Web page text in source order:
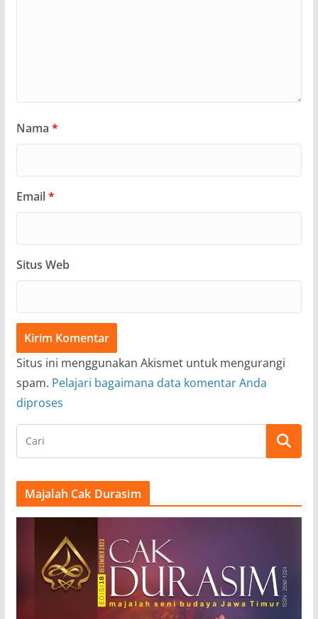
Nama *
Email*
Situs Web
Situs ini menggunakan Akismet untuk mengurangi
spam. Pelajari bagaimana data komentar Anda
diproses
Majalah Cak Durasim